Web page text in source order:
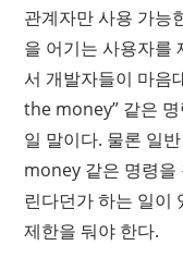
관계자만 사용 가능
을 어기는 사용자를
서 개발자들이 마음
the money” 같은
일 말이다. 물론 일
money 같은 명령을
린다던가 하는 일이
제한을 둬야 한다.